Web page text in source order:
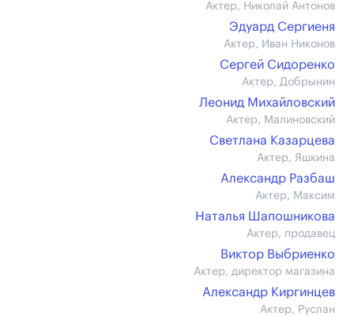
Актер, Николай Антонов
Эдуард Сергиеня
Актер, Иван Никонов
Сергей Сидоренко
Актер, Добрынин
Леонид Михайловский
Актер, Малиновский
Светлана Казарцева
Актер, Яшкина
Александр Разбаш
Актер, Максим
Наталья Шапошникова
Актер, продавец
Виктор Выбриенко
Актер, директор магазина
Александр Киргинцев
Актер, Руслан